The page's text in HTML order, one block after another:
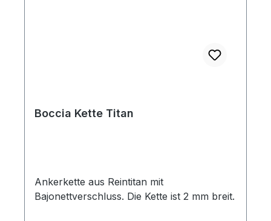
Boccia Kette Titan
Ankerkette aus Reintitan mit
Bajonettverschluss. Die Kette ist 2 mm breit.